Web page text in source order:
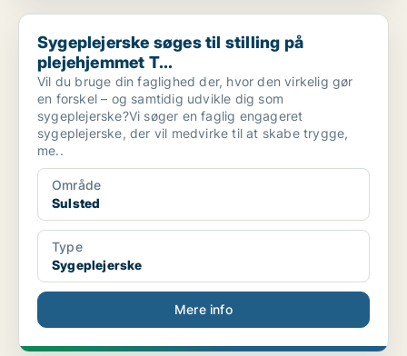
Sygeplejerske søges til stilling på plejehjemmet T...
Sygeplejerske søges til stilling på
plejehjemmet T...
Vil du bruge din faglighed der, hvor den virkelig gør
en forskel – og samtidig udvikle dig som
sygeplejerske?Vi søger en faglig engageret
sygeplejerske, der vil medvirke til at skabe trygge,
me..
Område
Sulsted
Type
Sygeplejerske
Mere info